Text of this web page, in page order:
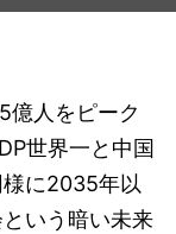
億人をピーク
世界一と中国
に2035年以
いう暗い未来